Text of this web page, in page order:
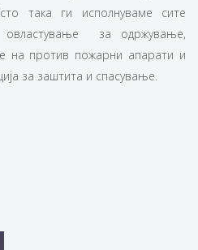
така ги исполнуваме сите
овластување за одржување,
на против пожарни апарати и
за заштита и спасување.